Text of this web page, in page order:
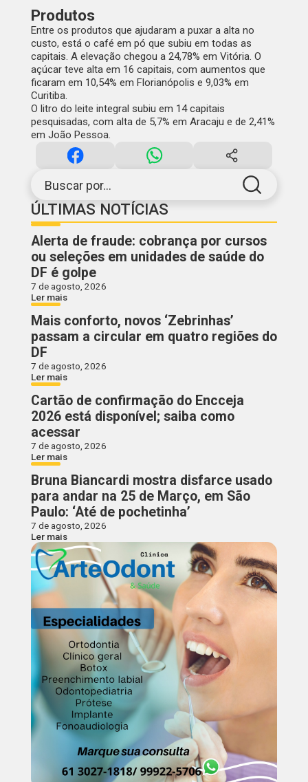
Buscar por...
ÚLTIMAS NOTÍCIAS
Alerta de fraude: cobrança por cursos
ou seleções em unidades de saúde do
DF é golpe
7 de agosto, 2026
Ler mais
Mais conforto, novos ‘Zebrinhas’
passam a circular em quatro regiões do
DF
7 de agosto, 2026
Ler mais
Cartão de confirmação do Encceja
2026 está disponível; saiba como
acessar
7 de agosto, 2026
Ler mais
Bruna Biancardi mostra disfarce usado
para andar na 25 de Março, em São
Paulo: ‘Até de pochetinha’
7 de agosto, 2026
Ler mais
Produtos
Entre os produtos que ajudaram a puxar a alta no
custo, está o café em pó que subiu em todas as
capitais. A elevação chegou a 24,78% em Vitória. O
açúcar teve alta em 16 capitais, com aumentos que
ficaram em 10,54% em Florianópolis e 9,03% em
Curitiba.
O litro do leite integral subiu em 14 capitais
pesquisadas, com alta de 5,7% em Aracaju e de 2,41%
em João Pessoa.